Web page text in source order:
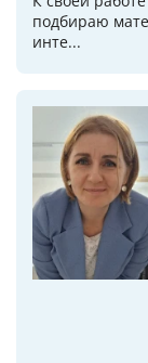
подбираю
инте...